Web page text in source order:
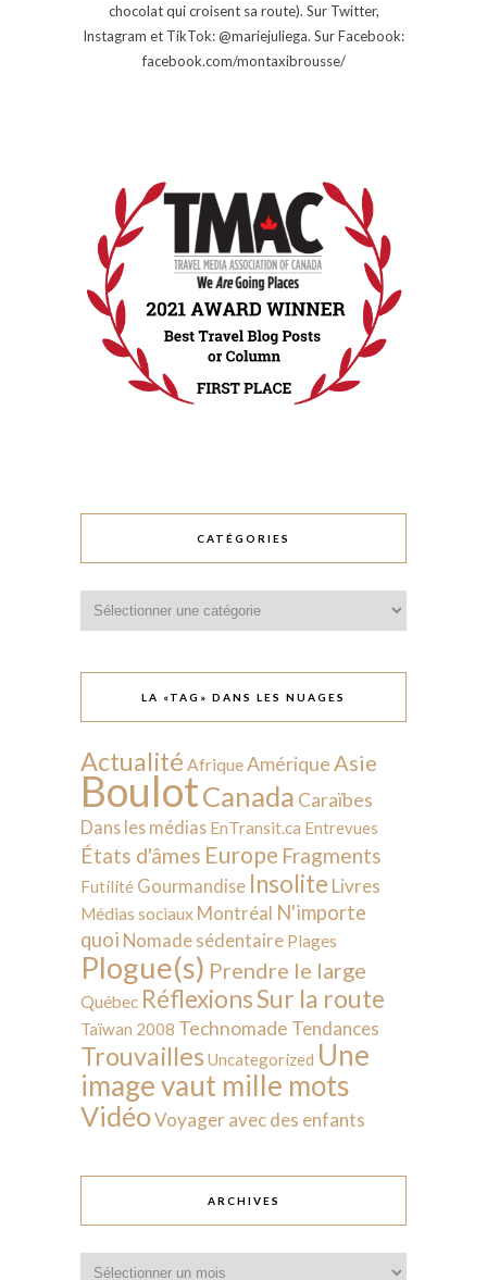
chocolat qui croisent sa route). Sur Twitter,
Instagram et TikTok: @mariejuliega. Sur Facebook:
facebook.com/montaxibrousse/
CATÉGORIES
LA «TAG» DANS LES NUAGES
Actualité AfriqueAmérique Asie
BoulotCanada Caraïbes
Dans les médias EnTransit.ca Entrevues
États d'âmes Europe Fragments
Futilité Gourmandise Insolite Livres
Médias sociaux Montréal N'importe
quoi Nomade sédentaire Plages
Plogue(s) Prendre le large
Québec RéflexionsSur la route
Taïwan 2008 Technomade Tendances
Trouvailles Uncategorized Une
image vaut mille mots
VidéoVoyager avec des enfants
ARCHIVES